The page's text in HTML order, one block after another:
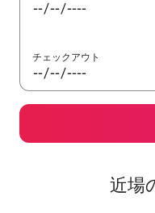
チェックアウト
近場